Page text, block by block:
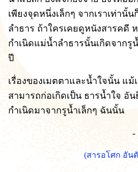
เพียงจุดหนึ่งเล็กๆ จากเราเท่า
ลำธาร ถ้าใครเคยดูหนังสารคดี
กำเนิดแม่น้ำลำธารนั้นเกิดจากรู
ปี
เรื่องของเมตตาและน้ำใจนั้น แ
สามารถก่อเกิดเป็น ธารน้ำใจ
กำเนิดมาจากรูน้ำเล็กๆ ฉันนั้น
-
(สารอโศก อั